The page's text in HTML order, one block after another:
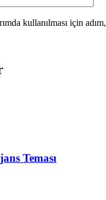
kullanılması için
Teması